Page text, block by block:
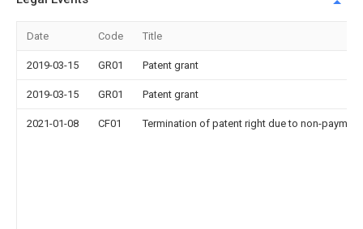
Date Code Title
2019-03-15 GR01 Patent grant
2019-03-15 GR01 Patent grant
2021-01-08 CF01 Termination of patent right due to non-